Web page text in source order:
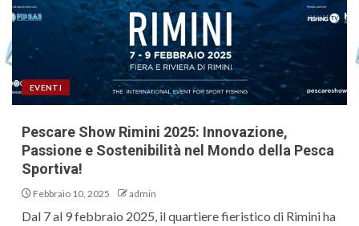
EVENTI
Pescare Show Rimini 2025: Innovazione,
Passione e Sostenibilità nel Mondo della Pesca
Sportiva!
Febbraio 10, 2025 admin
Dal 7 al 9 febbraio 2025, il quartiere fieristico di Rimini ha